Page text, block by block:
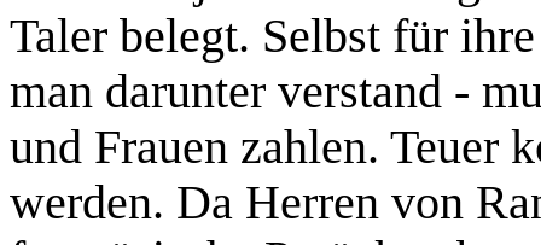
Taler belegt. Selbst für
man darunter verstand -
und Frauen zahlen. Teuer
werden. Da Herren von